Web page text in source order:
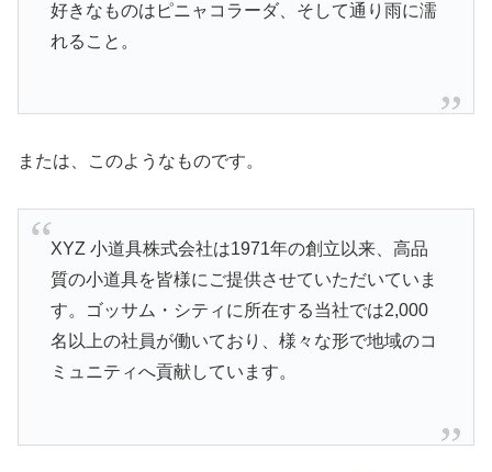
好きなものはピニャコラーダ、そして通り雨に濡
れること。
または、このようなものです。
XYZ 小道具株式会社は1971年の創立以来、高品
質の小道具を皆様にご提供させていただいていま
す。ゴッサム・シティに所在する当社では2,000
名以上の社員が働いており、様々な形で地域のコ
ミュニティへ貢献しています。